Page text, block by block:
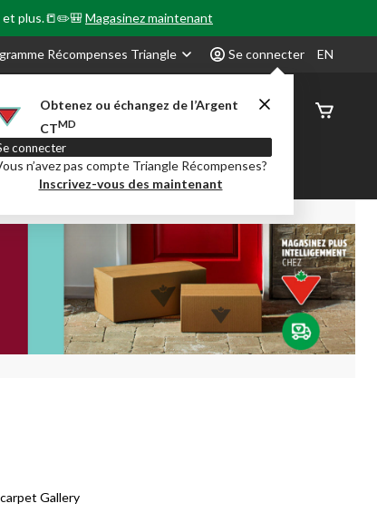
et plus.📒✏️🎒Magasinez maintenant
Récompenses Triangle Se connecter
Obtenez ou échangez de l’Argent
CTMD
connecter
n’avez pas compte Triangle Récompenses?
Inscrivez-vous des maintenant
EN
État de
Classe Party City Centre-auto
Gallery